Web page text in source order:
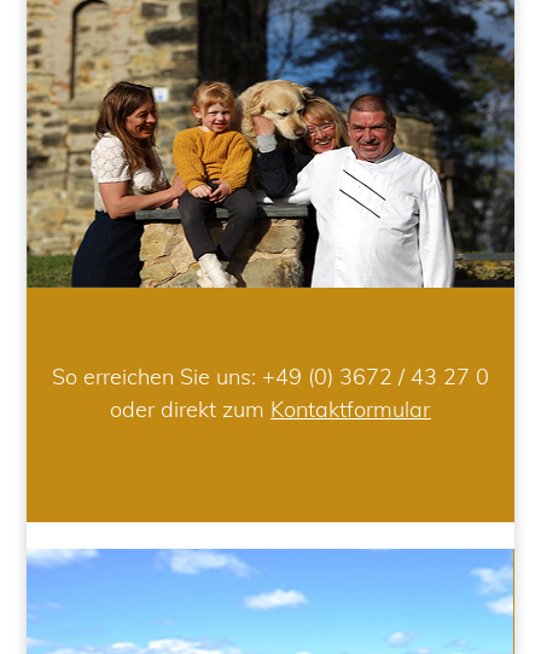
So erreichen Sie uns: +49 (0) 3672 / 43 27 0
oder direkt zum Kontaktformular